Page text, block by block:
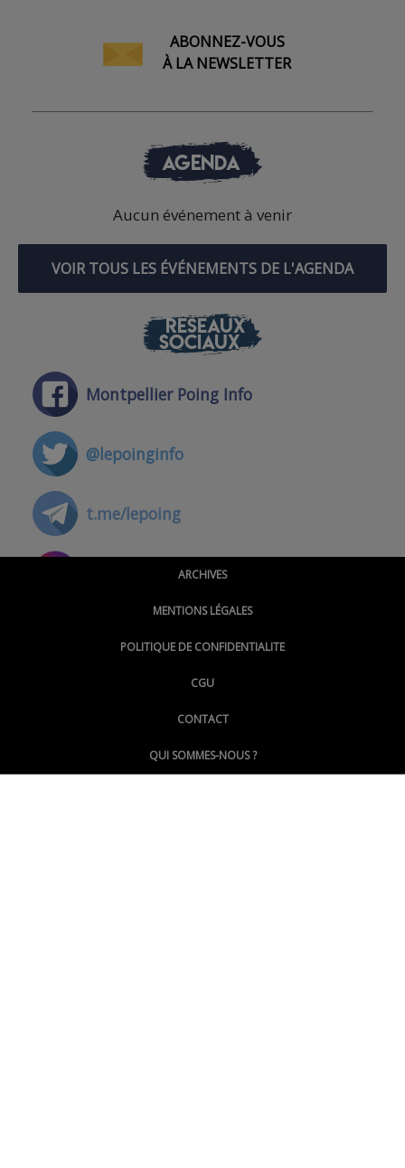
ABONNEZ-VOUS
À LA NEWSLETTER
AGENDA
Aucun événement à venir
VOIR TOUS LES ÉVÉNEMENTS DE L'AGENDA
RÉSEAUX
SOCIAUX
Montpellier Poing Info
@lepoinginfo
t.me/lepoing
@montpellierpoinginfo
@LePoingMontpellier
ARCHIVES
MENTIONS LÉGALES
POLITIQUE DE CONFIDENTIALITE
CGU
CONTACT
QUI SOMMES-NOUS ?